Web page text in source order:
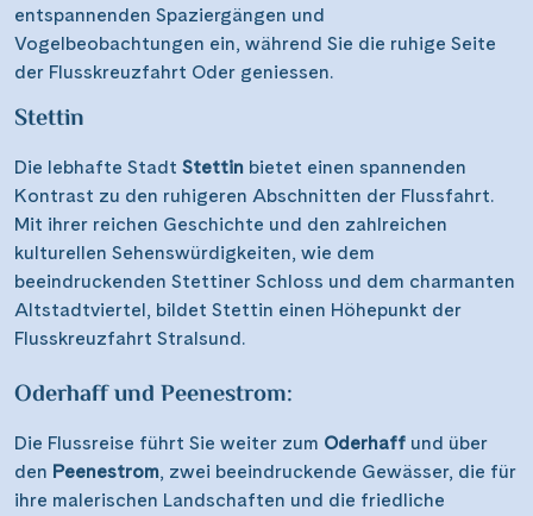
entspannenden Spaziergängen und
Vogelbeobachtungen ein, während Sie die ruhige Seite
der Flusskreuzfahrt Oder geniessen.
Stettin
Die lebhafte Stadt Stettin bietet einen spannenden
Kontrast zu den ruhigeren Abschnitten der Flussfahrt.
Mit ihrer reichen Geschichte und den zahlreichen
kulturellen Sehenswürdigkeiten, wie dem
beeindruckenden Stettiner Schloss und dem charmanten
Altstadtviertel, bildet Stettin einen Höhepunkt der
Flusskreuzfahrt Stralsund.
Oderhaff und Peenestrom:
Die Flussreise führt Sie weiter zum Oderhaff und über
den Peenestrom, zwei beeindruckende Gewässer, die für
ihre malerischen Landschaften und die friedliche